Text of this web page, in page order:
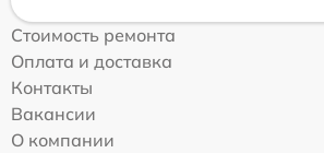
Стоимость ремонта
Оплата и доставка
Контакты
Вакансии
О компании